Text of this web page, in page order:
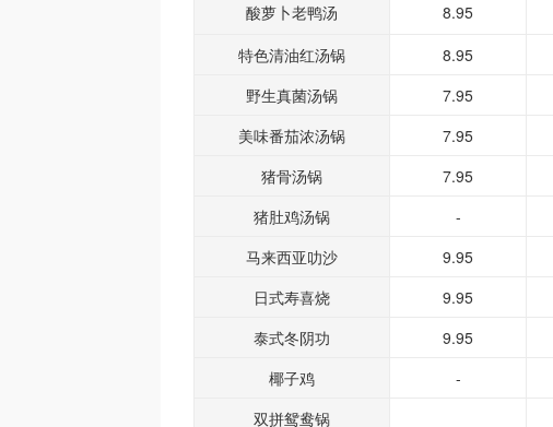
酸萝卜老鸭汤 8.95
特色清油红汤锅
8.95
野生真菌汤锅
7.95
美味番茄浓汤锅
7.95
猪骨汤锅
7.95
猪肚鸡汤锅
-
马来西亚叻沙
9.95
日式寿喜烧
9.95
泰式冬阴功
9.95
椰子鸡
-
双拼鸳鸯锅